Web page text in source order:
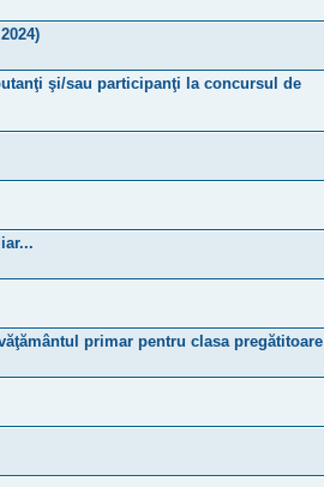
şi/sau participanţi la concursul de
primar pentru clasa pregătitoare